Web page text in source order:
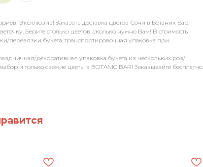
Эксклюзив! Заказать доставка цветов Сочи в Ботаник Бар.
Берите столько цветов, сколько нужно Вам! В стоимость
перевязки букета, транспортировочная упаковка при
декоративная упаковка букета из нескольких роз/
и только свежие цветы в BOTANIC BAR! Заказывайте бесплатно